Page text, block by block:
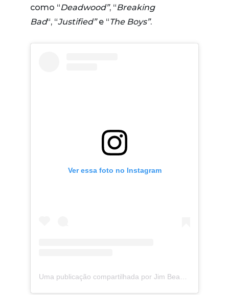
como “Deadwood”, “Breaking
Bad“, “Justified”e “The Boys”.
Ver essa foto no Instagram
Uma publicação compartilhada por Jim Beaver (@jumblejimstagram)